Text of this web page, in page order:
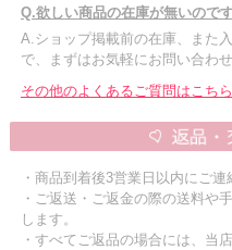
Q.欲しい商品の在庫が無いので
A.ショップ掲載前の在庫、また
で、まずはお気軽にお問い合わせ
その他のよくあるご質問はこち
・商品到着後3営業日以内にご連
・ご返送・ご返金の際の送料や
します。
・すべてご返品の場合には、当